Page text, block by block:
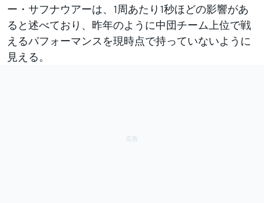
ー・サフナウアーは、1周あたり1秒ほどの影響があ
ると述べており、昨年のように中団チーム上位で戦
えるパフォーマンスを現時点で持っていないように
見える。